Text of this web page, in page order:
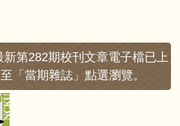
新第282期校刊文章電子檔已上
「當期雜誌」點選瀏覽。